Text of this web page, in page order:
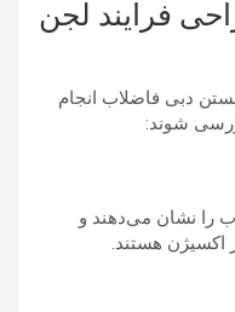
فرایند لجن
دبی فاضلاب انجام
شوند:
را نشان می‌دهند و
اکسیژن هستند.